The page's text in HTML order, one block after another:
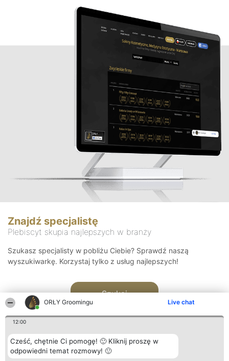
ORŁY Groomingu Live chat
12:00
Cześć, chętnie Ci pomogę! 🙂 Kliknij proszę w
odpowiedni temat rozmowy! 🙂
Znajdź specjalistę
Plebiscyt skupia najlepszych w branży
Szukasz specjalisty w pobliżu Ciebie? Sprawdź naszą
wyszukiwarkę. Korzystaj tylko z usług najlepszych!
Szukaj